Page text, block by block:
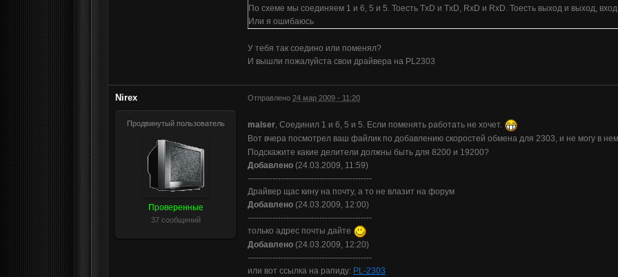
По схеме мы соединяем 1 и 6, 5 и 5. Тоесть TxD и TxD, RxD и RxD. Тоесть выход и выход,
Или я ошибаюсь
У тебя так соедино или поменял?
И вышли пожалуйста свои драйвера на PL2303
Nirex Отправлено24 мар 2009 - 11:20
Продвинутый пользователь
Проверенные
37 сообщений
malser, Соединил 1 и 6, 5 и 5. Если поменять работать не хочет.
Вот вчера посмотрел ваш файлик по добавлению скоростей обмена для 2303, и не могу в
Подскажите какие делители должны быть для 8200 и 19200?
Добавлено (24.03.2009, 11:59)
---------------------------------------------
Драйвер щас кину на почту, а то не влазит на форум
Добавлено (24.03.2009, 12:00)
---------------------------------------------
только адрес почты дайте
Добавлено (24.03.2009, 12:20)
---------------------------------------------
или вот ссылка на рапиду: PL-2303